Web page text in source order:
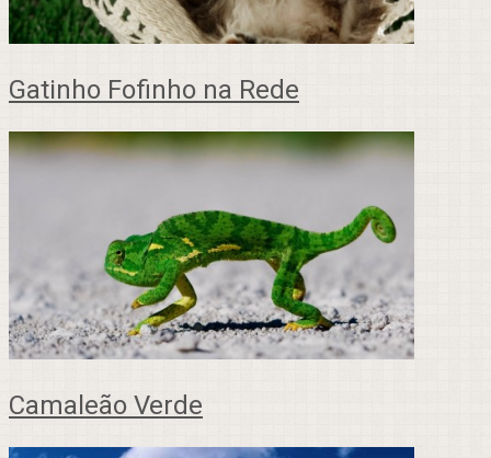
Gatinho Fofinho na Rede
Camaleão Verde